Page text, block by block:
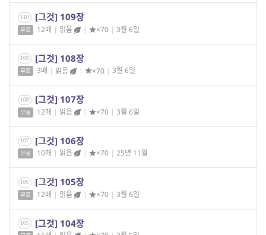
110 [그것] 109장
무료 12매 | 읽음 | ×70 | 3월 6일
109 [그것] 108장
무료 3매 | 읽음 | ×70 | 3월 6일
108 [그것] 107장
무료 12매 | 읽음 | ×70 | 3월 6일
107 [그것] 106장
무료 10매 | 읽음 | ×70 | 25년 11월
106 [그것] 105장
무료 12매 | 읽음 | ×70 | 3월 6일
105 [그것] 104장